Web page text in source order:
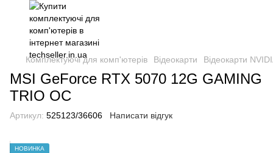
Комплектуючі для комп'ютерів Відеокарти Відеокарти
MSI GeForce RTX 5070 12G GAMING
TRIO OC
Артикул: 525123/36606 Написати відгук
НОВИНКА